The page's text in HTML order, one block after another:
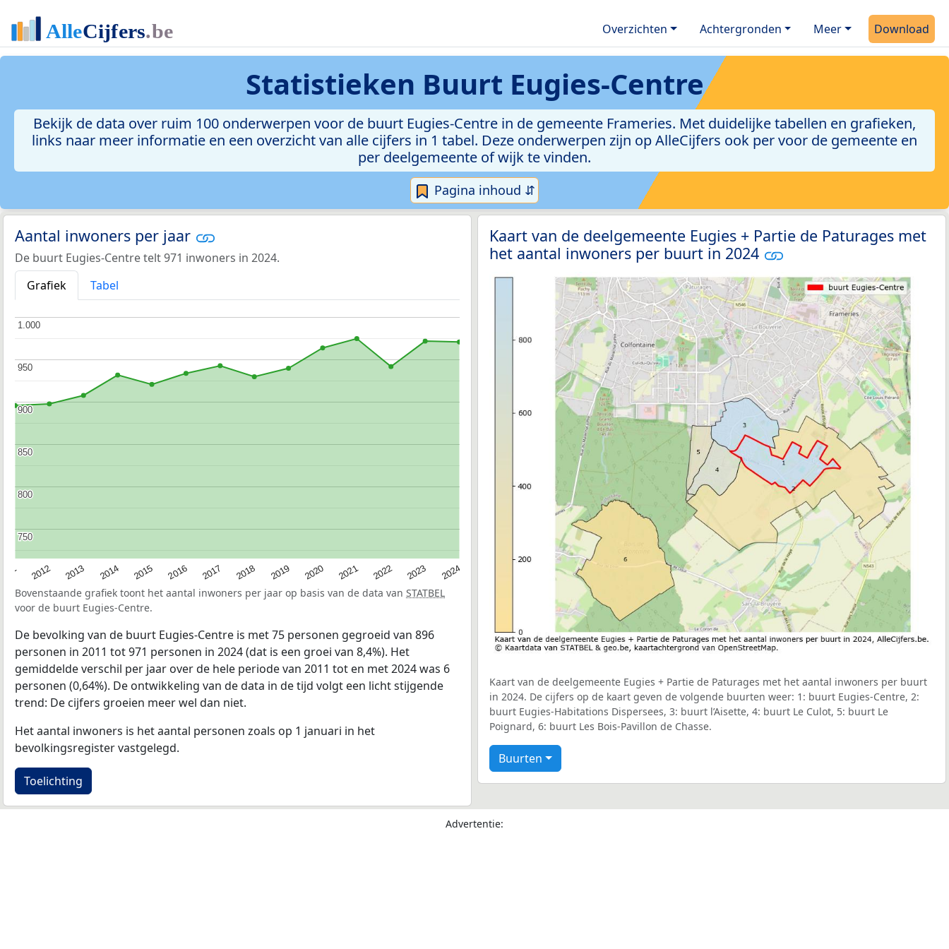
Overzichten Achtergronden Meer Download
Statistieken Buurt Eugies-Centre
Bekijk de data over ruim 100 onderwerpen voor de buurt Eugies-Centre in de gemeente Frameries. Met duidelijke tabellen en grafieken,
links naar meer informatie en een overzicht van alle cijfers in 1 tabel. Deze onderwerpen zijn op AlleCijfers ook per voor de gemeente en
per deelgemeente of wijk te vinden.
Pagina inhoud ⇵
Aantal inwoners per jaar
De buurt Eugies-Centre telt 971 inwoners in 2024.
Grafiek
Tabel
2012 2013 2014 2015 2016 2017 2018 2019 2020 2021 2022 2023 2024
750
750
800
800
850
850
900
900
950
950
1.000
1.000
Bovenstaande grafiek toont het aantal inwoners per jaar op basis van de data van STATBEL
voor de buurt Eugies-Centre.
De bevolking van de buurt Eugies-Centre is met 75 personen gegroeid van 896
personen in 2011 tot 971 personen in 2024 (dat is een groei van 8,4%). Het
gemiddelde verschil per jaar over de hele periode van 2011 tot en met 2024 was 6
personen (0,64%). De ontwikkeling van de data in de tijd volgt een licht stijgende
trend: De cijfers groeien meer wel dan niet.
Het aantal inwoners is het aantal personen zoals op 1 januari in het
bevolkingsregister vastgelegd.
Toelichting
Kaart van de deelgemeente Eugies + Partie de Paturages met
het aantal inwoners per buurt in 2024
Kaart van de deelgemeente Eugies + Partie de Paturages met het aantal inwoners per buurt
in 2024. De cijfers op de kaart geven de volgende buurten weer: 1: buurt Eugies-Centre, 2:
buurt Eugies-Habitations Dispersees, 3: buurt l’Aisette, 4: buurt Le Culot, 5: buurt Le
Poignard, 6: buurt Les Bois-Pavillon de Chasse.
Buurten
Advertentie: